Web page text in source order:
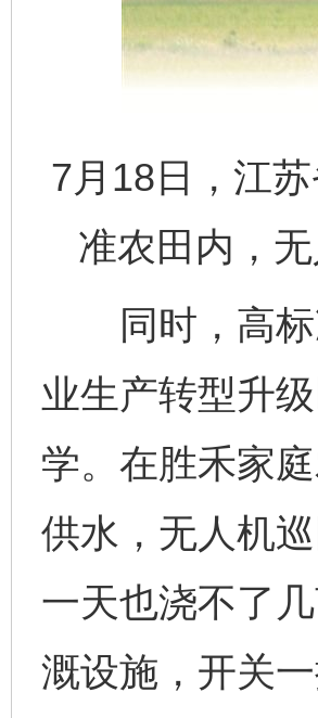
7月18日，江
准农田内，
同时，高标
业生产转型升
学。在胜禾家
供水，无人机
一天也浇不了
溉设施，开关